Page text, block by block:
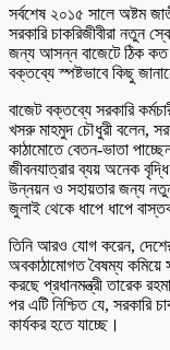
সর্বশেষ ২০১৫ সালে অষ্টম
সরকারি চাকরিজীবীরা নতুন
জন্য আসন্ন বাজেটে ঠিক কত
বক্তব্যে স্পষ্টভাবে কিছু
বাজেট বক্তব্যে সরকারি
খসরু মাহমুদ চৌধুরী বলেন,
কাঠামোতে বেতন-ভাতা
জীবনযাত্রার ব্যয় অনেক
উন্নয়ন ও সহায়তার জন্য
জুলাই থেকে ধাপে ধাপে
তিনি আরও যোগ করেন,
অবকাঠামোগত বৈষম্য কমিয়ে
করছে প্রধানমন্ত্রী তারেক
পর এটি নিশ্চিত যে, সরকারি
কার্যকর হতে যাচ্ছে।